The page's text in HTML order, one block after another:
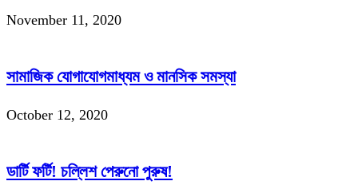
November 11, 2020
সামাজিক যোগাযোগমাধ্যম ও মানসিক সমস্যা
October 12, 2020
ডার্টি ফর্টি! চল্লিশ পেরুনো পুরুষ!